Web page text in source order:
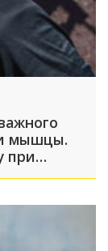
мышцы.
при